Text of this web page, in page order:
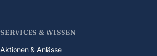
SERVICES & WISSEN
Aktionen & Anlässe